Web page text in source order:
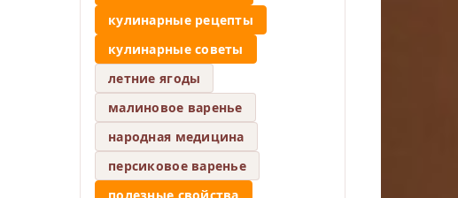
кулинарные рецепты
кулинарные советы
летние ягоды
малиновое варенье
народная медицина
персиковое варенье